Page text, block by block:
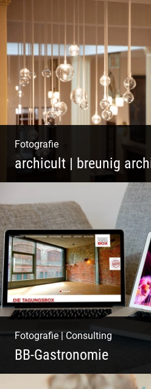
Pint- & Webdesign,
Fotografie
archicult | breunig
Wasser im Fluss der
Fotografie|Consulting
BB-Gastronomie